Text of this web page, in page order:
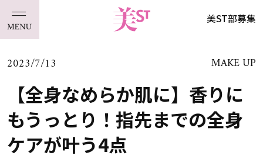
美ST部募集
2023/7/13 MAKE UP
【全身なめらか肌に】香りに
もうっとり！指先までの全身
ケアが叶う4点